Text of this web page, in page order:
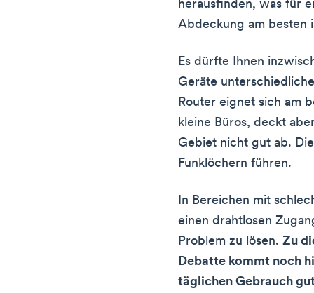
herausfinden, was für
Abdeckung am besten
Es dürfte Ihnen
Geräte
Router eignet sich am
kleine Büros, deckt
Gebiet nicht gut ab.
Funklöchern führen.
In Bereichen mit
einen drahtlosen
Problem zu lösen.Zu
Debatte kommt noch
täglichen Gebrauch